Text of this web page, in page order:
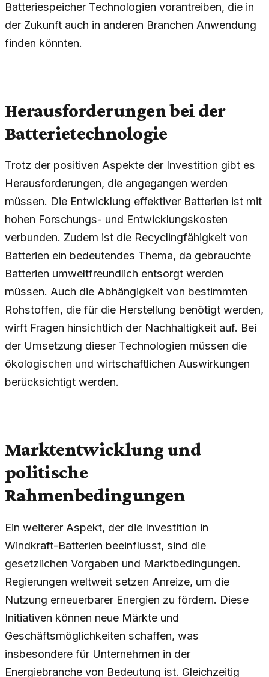
Batteriespeicher Technologien vorantreiben, die in
der Zukunft auch in anderen Branchen Anwendung
finden könnten.
Herausforderungen bei der
Batterietechnologie
Trotz der positiven Aspekte der Investition gibt es
Herausforderungen, die angegangen werden
müssen. Die Entwicklung effektiver Batterien ist mit
hohen Forschungs- und Entwicklungskosten
verbunden. Zudem ist die Recyclingfähigkeit von
Batterien ein bedeutendes Thema, da gebrauchte
Batterien umweltfreundlich entsorgt werden
müssen. Auch die Abhängigkeit von bestimmten
Rohstoffen, die für die Herstellung benötigt werden,
wirft Fragen hinsichtlich der Nachhaltigkeit auf. Bei
der Umsetzung dieser Technologien müssen die
ökologischen und wirtschaftlichen Auswirkungen
berücksichtigt werden.
Marktentwicklung und
politische
Rahmenbedingungen
Ein weiterer Aspekt, der die Investition in
Windkraft-Batterien beeinflusst, sind die
gesetzlichen Vorgaben und Marktbedingungen.
Regierungen weltweit setzen Anreize, um die
Nutzung erneuerbarer Energien zu fördern. Diese
Initiativen können neue Märkte und
Geschäftsmöglichkeiten schaffen, was
insbesondere für Unternehmen in der
Energiebranche von Bedeutung ist. Gleichzeitig